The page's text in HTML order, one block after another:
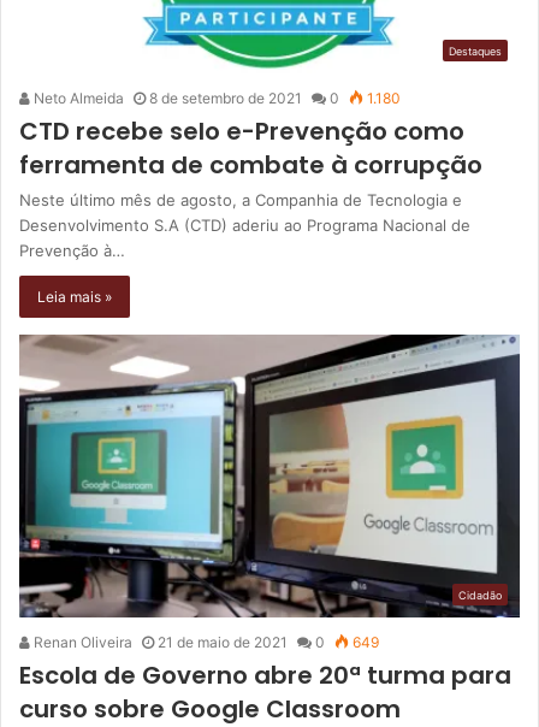
Destaques
Neto Almeida 8 de setembro de 2021 0 1.180
CTD recebe selo e-Prevenção como
ferramenta de combate à corrupção
Neste último mês de agosto, a Companhia de Tecnologia e
Desenvolvimento S.A (CTD) aderiu ao Programa Nacional de
Prevenção à…
Leia mais »
Cidadão
Renan Oliveira 21 de maio de 2021 0 649
Escola de Governo abre 20ª turma para
curso sobre Google Classroom